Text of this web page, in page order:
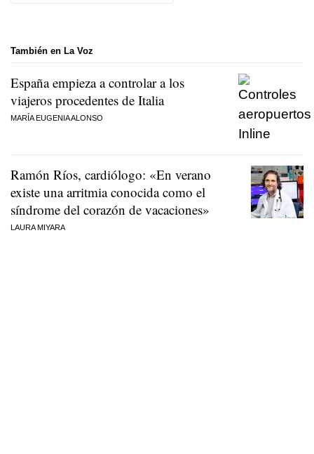
También en La Voz
España empieza a controlar a los
viajeros procedentes de Italia
MARÍA EUGENIA ALONSO
Ramón Ríos, cardiólogo: «En verano
existe una arritmia conocida como el
síndrome del corazón de vacaciones»
LAURA MIYARA